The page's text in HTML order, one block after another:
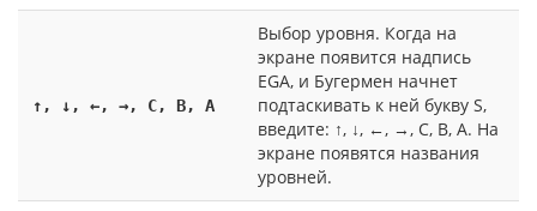
↑, ↓, ←, →, C, B, A
Выбор уровня. Когда на
экране появится надпись
EGA, и Бугермен начнет
подтаскивать к ней букву S,
введите: ↑, ↓, ←, →, С, В, А. На
экране появятся названия
уровней.